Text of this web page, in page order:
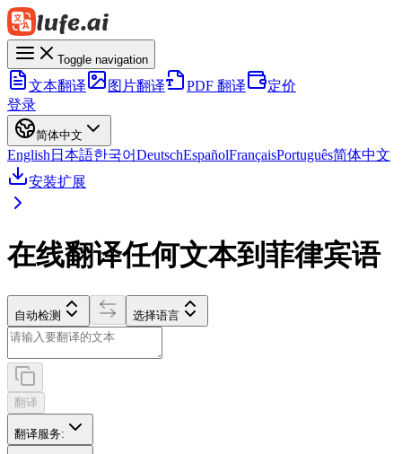
Toggle navigation
文本翻译 图片翻译 PDF 翻译
定价
登录
简体中文
English 日本語한국어DeutschEspañolFrançaisPortuguês简体中文
安装扩展
在线翻译任何文本到菲律宾语
自动检测 选择语言
翻译
翻译服务: